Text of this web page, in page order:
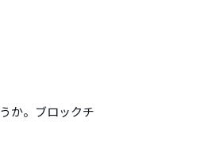
か。ブロックチ